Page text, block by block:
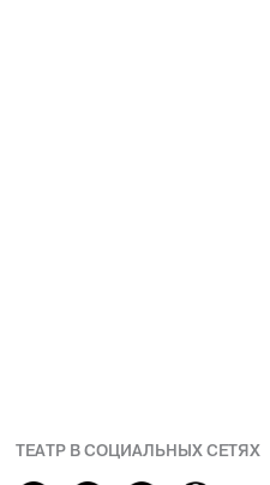
ТЕАТР В СОЦИАЛЬНЫХ СЕТЯХ